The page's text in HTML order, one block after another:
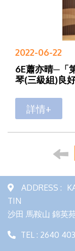
2022-06-22
6E蕭亦晴─「
琴(三級組)良
詳情+
ADDRESS :
TIN
沙田 馬鞍山 錦英
TEL : 2640